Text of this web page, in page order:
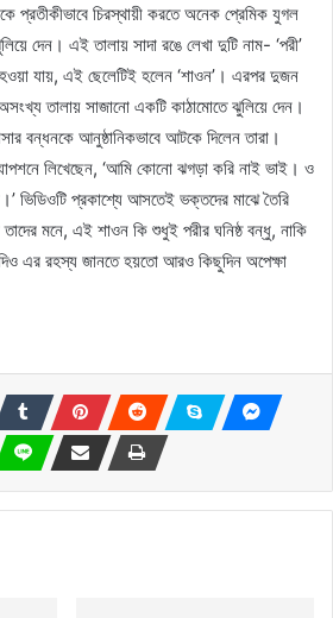
প্রতীকীভাবে চিরস্থায়ী করতে অনেক প্রেমিক যুগল
দেন। এই তালায় সাদা রঙে লেখা দুটি নাম- ‘পরী’
হওয়া যায়, এই ছেলেটিই হলেন ‘শাওন’। এরপর দুজন
তালায় সাজানো একটি কাঠামোতে ঝুলিয়ে দেন।
বন্ধনকে আনুষ্ঠানিকভাবে আটকে দিলেন তারা।
লিখেছেন, ‘আমি কোনো ঝগড়া করি নাই ভাই। ও
ভিডিওটি প্রকাশ্যে আসতেই ভক্তদের মাঝে তৈরি
মনে, এই শাওন কি শুধুই পরীর ঘনিষ্ঠ বন্ধু, নাকি
এর রহস্য জানতে হয়তো আরও কিছুদিন অপেক্ষা